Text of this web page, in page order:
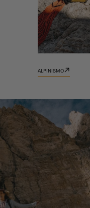
ALPINISMO